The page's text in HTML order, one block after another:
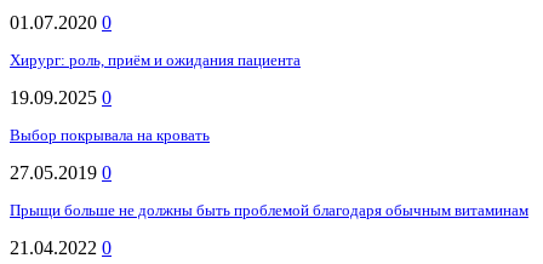
01.07.2020 0
Хирург: роль, приём и ожидания пациента
19.09.2025 0
Выбор покрывала на кровать
27.05.2019 0
Прыщи больше не должны быть проблемой благодаря обычным витаминам
21.04.2022 0